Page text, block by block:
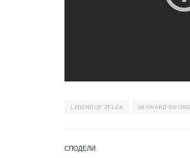
LEGEND OF ZELDA SKYWARD SWORD
СПОДЕЛИ.